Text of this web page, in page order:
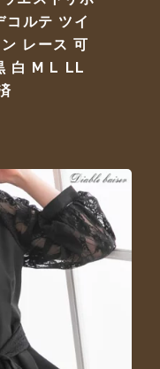
コルテ ツイ
レース 可
白 M L LL